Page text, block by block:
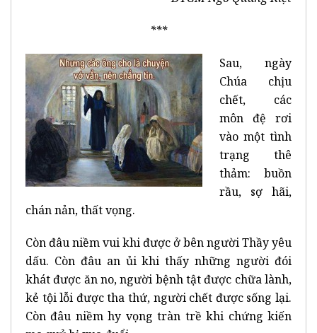
***
Sau, ngày
Chúa chịu
chết, các
môn đệ rơi
vào một tình
trạng thê
thảm: buồn
rầu, sợ hãi,
chán nản, thất vọng.
Còn đâu niềm vui khi được ở bên người Thầy yêu
dấu. Còn đâu an ủi khi thấy những người đói
khát được ăn no, người bệnh tật được chữa lành,
kẻ tội lỗi được tha thứ, người chết được sống lại.
Còn đâu niềm hy vọng tràn trề khi chứng kiến